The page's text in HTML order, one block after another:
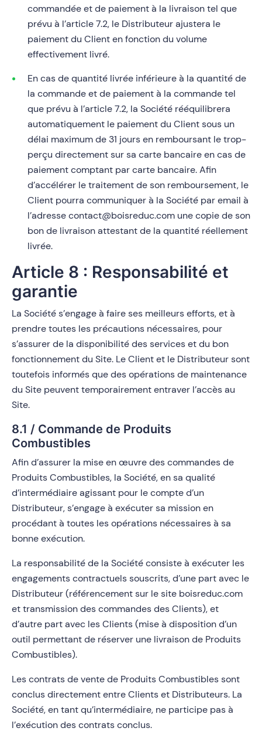
commandée et de paiement à la livraison tel que
prévu à l’article 7.2, le Distributeur ajustera le
paiement du Client en fonction du volume
effectivement livré.
En cas de quantité livrée inférieure à la quantité de
la commande et de paiement à la commande tel
que prévu à l’article 7.2, la Société rééquilibrera
automatiquement le paiement du Client sous un
délai maximum de 31 jours en remboursant le trop-
perçu directement sur sa carte bancaire en cas de
paiement comptant par carte bancaire. Afin
d’accélérer le traitement de son remboursement, le
Client pourra communiquer à la Société par email à
l’adresse contact@boisreduc.com une copie de son
bon de livraison attestant de la quantité réellement
livrée.
Article 8 : Responsabilité et
garantie
La Société s’engage à faire ses meilleurs efforts, et à
prendre toutes les précautions nécessaires, pour
s’assurer de la disponibilité des services et du bon
fonctionnement du Site. Le Client et le Distributeur sont
toutefois informés que des opérations de maintenance
du Site peuvent temporairement entraver l’accès au
Site.
8.1 / Commande de Produits
Combustibles
Afin d’assurer la mise en œuvre des commandes de
Produits Combustibles, la Société, en sa qualité
d’intermédiaire agissant pour le compte d’un
Distributeur, s’engage à exécuter sa mission en
procédant à toutes les opérations nécessaires à sa
bonne exécution.
La responsabilité de la Société consiste à exécuter les
engagements contractuels souscrits, d’une part avec le
Distributeur (référencement sur le site boisreduc.com
et transmission des commandes des Clients), et
d’autre part avec les Clients (mise à disposition d’un
outil permettant de réserver une livraison de Produits
Combustibles).
Les contrats de vente de Produits Combustibles sont
conclus directement entre Clients et Distributeurs. La
Société, en tant qu’intermédiaire, ne participe pas à
l’exécution des contrats conclus.